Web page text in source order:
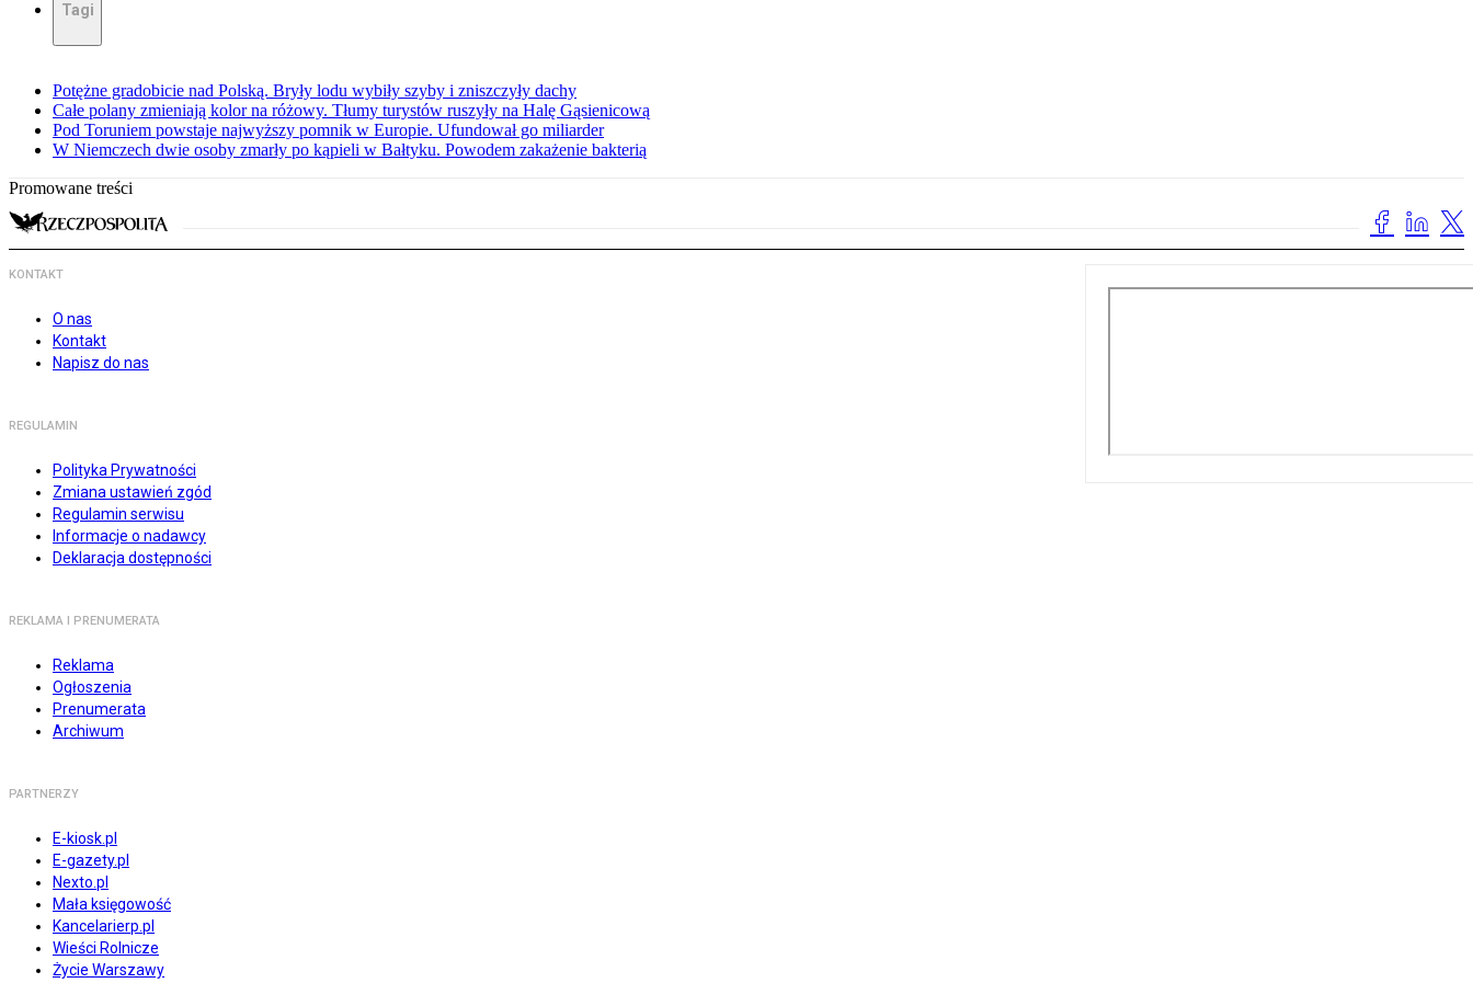
Tagi
Potężne gradobicie nad Polską. Bryły lodu wybiły szyby i zniszczyły dachy
Całe polany zmieniają kolor na różowy. Tłumy turystów ruszyły na Halę Gąsienicową
Pod Toruniem powstaje najwyższy pomnik w Europie. Ufundował go miliarder
W Niemczech dwie osoby zmarły po kąpieli w Bałtyku. Powodem zakażenie bakterią
Promowane treści
KONTAKT
O nas
Kontakt
Napisz do nas
REGULAMIN
Polityka Prywatności
Zmiana ustawień zgód
Regulamin serwisu
Informacje o nadawcy
Deklaracja dostępności
REKLAMA I PRENUMERATA
Reklama
Ogłoszenia
Prenumerata
Archiwum
PARTNERZY
E-kiosk.pl
E-gazety.pl
Nexto.pl
Mała księgowość
Kancelarierp.pl
Wieści Rolnicze
Życie Warszawy